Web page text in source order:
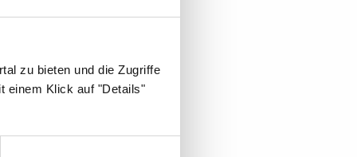
zu bieten und die Zugriffe
einem Klick auf "Details"
DIE